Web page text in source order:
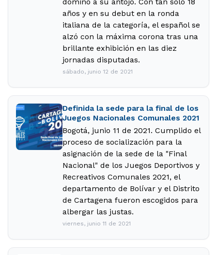
años y en su debut en la ronda
italiana de la categoría, el español se
alzó con la máxima corona tras una
brillante exhibición en las diez
jornadas disputadas.
sábado, junio 12 de 2021
Definida la sede para la final de los
Juegos Nacionales Comunales 2021
Bogotá, junio 11 de 2021. Cumplido el
proceso de socialización para la
asignación de la sede de la "Final
Nacional" de los Juegos Deportivos y
Recreativos Comunales 2021, el
departamento de Bolívar y el Distrito
de Cartagena fueron escogidos para
albergar las justas.
viernes, junio 11 de 2021